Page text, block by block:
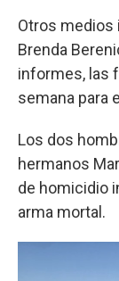
Otros medios
Brenda
informes, las
semana para
Los dos
hermanos
de homicidio
arma mortal.